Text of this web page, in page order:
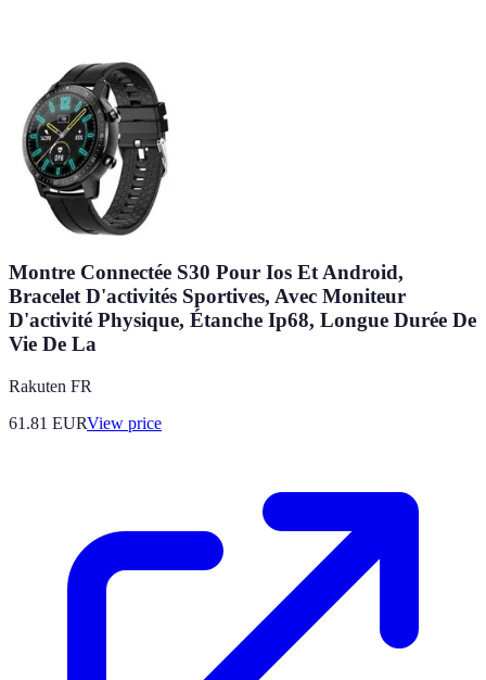
Montre Connectée S30 Pour Ios Et Android,
Bracelet D'activités Sportives, Avec Moniteur
D'activité Physique, Étanche Ip68, Longue Durée De
Vie De La
Rakuten FR
61.81 EURView price